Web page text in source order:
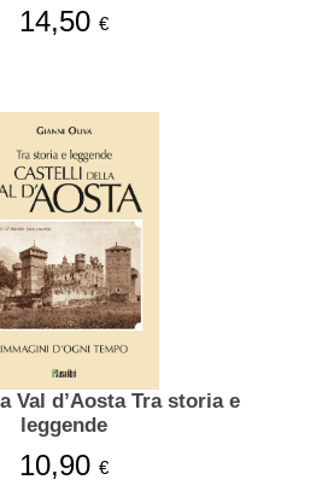
14,50 €
Tra storia e
leggende
10,90 €